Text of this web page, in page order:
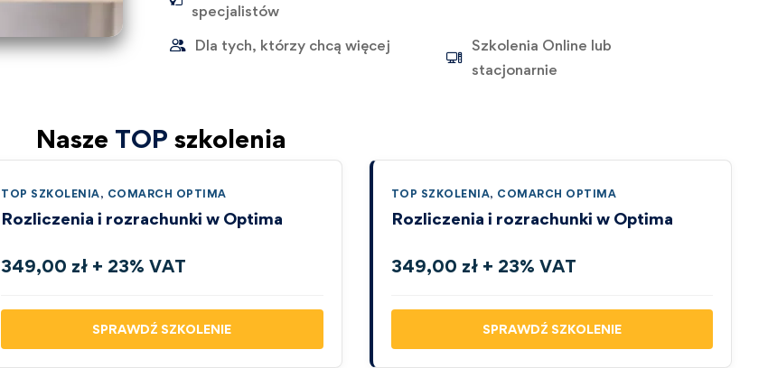
specjalistów
Dla tych, którzy chcą więcej
Szkolenia Online lub
stacjonarnie
Nasze TOP szkolenia
TOP SZKOLENIA, COMARCH OPTIMA
Rozliczenia i rozrachunki w Optima
349,00 zł + 23% VAT
SPRAWDŹ SZKOLENIE
TOP SZKOLENIA, COMARCH OPTIMA
Rozliczenia i rozrachunki w Optima
349,00 zł + 23% VAT
SPRAWDŹ SZKOLENIE